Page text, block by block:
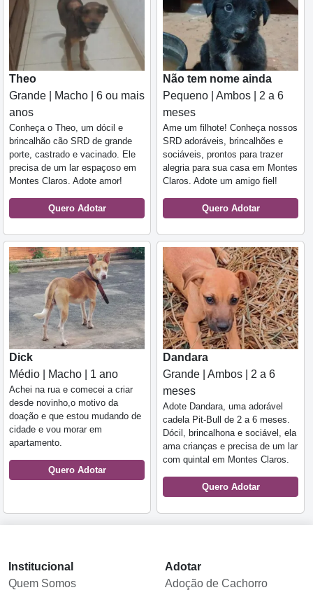
Theo
Grande | Macho | 6 ou mais
anos
Conheça o Theo, um dócil e
brincalhão cão SRD de grande
porte, castrado e vacinado. Ele
precisa de um lar espaçoso em
Montes Claros. Adote amor!
Quero Adotar
Não tem nome ainda
Pequeno | Ambos | 2 a 6
meses
Ame um filhote! Conheça nossos
SRD adoráveis, brincalhões e
sociáveis, prontos para trazer
alegria para sua casa em Montes
Claros. Adote um amigo fiel!
Quero Adotar
Dick
Médio | Macho | 1 ano
Achei na rua e comecei a criar
desde novinho,o motivo da
doação e que estou mudando de
cidade e vou morar em
apartamento.
Quero Adotar
Dandara
Grande | Ambos | 2 a 6
meses
Adote Dandara, uma adorável
cadela Pit-Bull de 2 a 6 meses.
Dócil, brincalhona e sociável, ela
ama crianças e precisa de um lar
com quintal em Montes Claros.
Quero Adotar
Institucional
Quem Somos
Adotar
Adoção de Cachorro